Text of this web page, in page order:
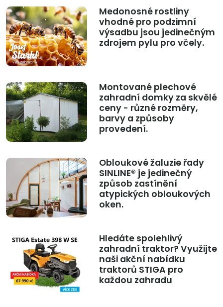
Medonosné rostliny
vhodné pro podzimní
výsadbu jsou jedinečným
zdrojem pylu pro včely.
Montované plechové
zahradní domky za skvělé
ceny - různé rozměry,
barvy a způsoby
provedení.
Obloukové žaluzie řady
SINLINE® je jedinečný
způsob zastínění
atypických obloukových
oken.
Hledáte spolehlivý
zahradní traktor? Využijte
naši akční nabídku
traktorů STIGA pro
každou zahradu